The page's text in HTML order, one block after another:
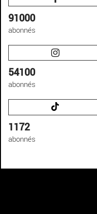
91000
abonnés
54100
abonnés
1172
abonnés